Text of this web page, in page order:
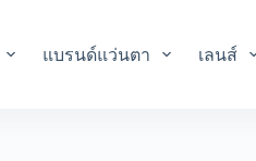
แบรนด์แว่นตา เลนส์